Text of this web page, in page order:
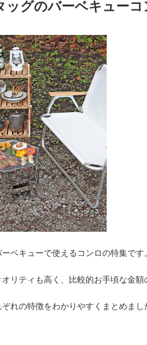
グのバーベキューコ
ベキューで使えるコンロの特集です。
リティも高く、比較的お手頃な金額
れの特徴をわかりやすくまとめまし